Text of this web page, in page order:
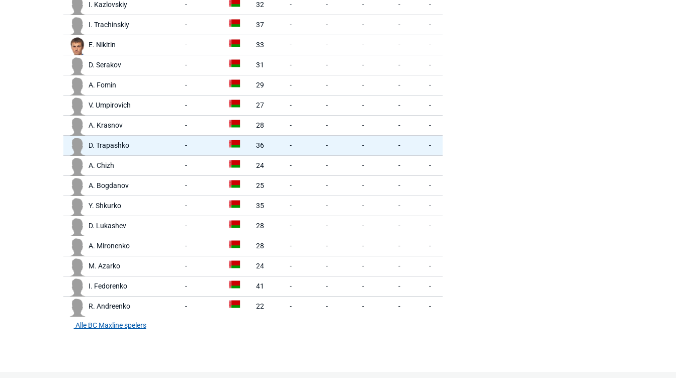
I. Kazlovskiy - 32 - - - - -
I. Trachinskiy - 37 - - - - -
E. Nikitin - 33 - - - - -
D. Serakov - 31 - - - - -
A. Fomin - 29 - - - - -
V. Umpirovich - 27 - - - - -
A. Krasnov - 28 - - - - -
D. Trapashko - 36 - - - - -
A. Chizh - 24 - - - - -
A. Bogdanov - 25 - - - - -
Y. Shkurko - 35 - - - - -
D. Lukashev - 28 - - - - -
A. Mironenko - 28 - - - - -
M. Azarko - 24 - - - - -
I. Fedorenko - 41 - - - - -
R. Andreenko - 22 - - - - -
Alle BC Maxline spelers